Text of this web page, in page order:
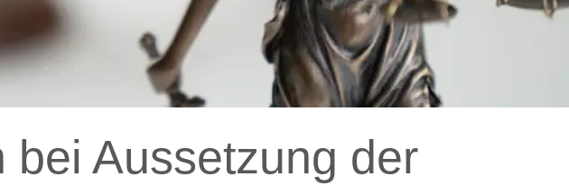
bei Aussetzung der